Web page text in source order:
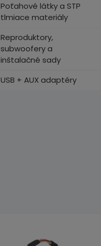
Poťahové látky a STP
tlmiace materiály
Reproduktory,
subwoofery a
inštalačné sady
USB + AUX adaptéry